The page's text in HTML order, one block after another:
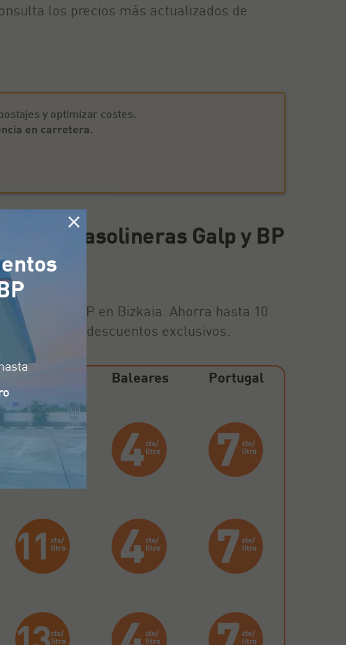
los precios más actualizados de
y optimizar costes.
en carretera.
las gasolineras Galp y BP
Galp y BP en Bizkaia. Ahorra hasta 10
estos descuentos exclusivos.
Baleares Portugal